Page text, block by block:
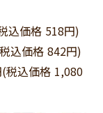
込価格 518円)
込価格 842円)
税込価格 1,080